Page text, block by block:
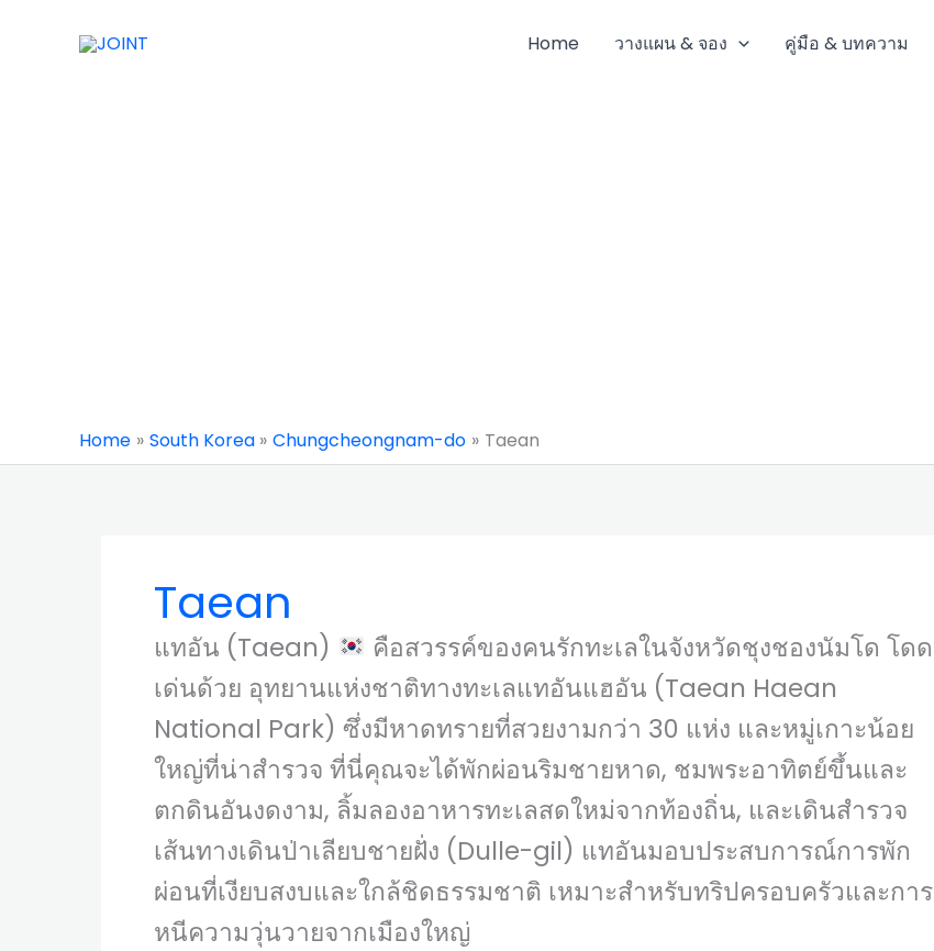
Home วางแผน & จอง คู่มือ & บทความ
Home South Korea Chungcheongnam-do Taean
Taean
แทอัน (Taean)
คือสวรรค์ของคนรักทะเลในจังหวัดชุงชองนัมโด โดด
เด่นด้วย อุทยานแห่งชาติทางทะเลแทอันแฮอัน (Taean Haean
National Park) ซึ่งมีหาดทรายที่สวยงามกว่า 30 แห่ง และหมู่เกาะน้อย
ใหญ่ที่น่าสำรวจ ที่นี่คุณจะได้พักผ่อนริมชายหาด, ชมพระอาทิตย์ขึ้นและ
ตกดินอันงดงาม, ลิ้มลองอาหารทะเลสดใหม่จากท้องถิ่น, และเดินสำรวจ
เส้นทางเดินป่าเลียบชายฝั่ง (Dulle-gil) แทอันมอบประสบการณ์การพัก
ผ่อนที่เงียบสงบและใกล้ชิดธรรมชาติ เหมาะสำหรับทริปครอบครัวและการ
หนีความวุ่นวายจากเมืองใหญ่